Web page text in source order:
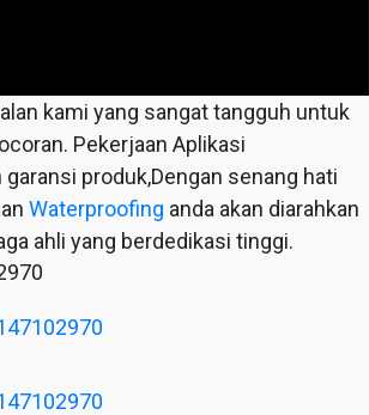
kami yang sangat tangguh untuk
Pekerjaan Aplikasi
produk,Dengan senang hati
Waterproofing anda akan diarahkan
ahli yang berdedikasi tinggi.